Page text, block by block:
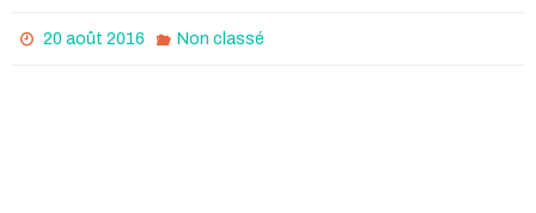
20 août 2016 Non classé